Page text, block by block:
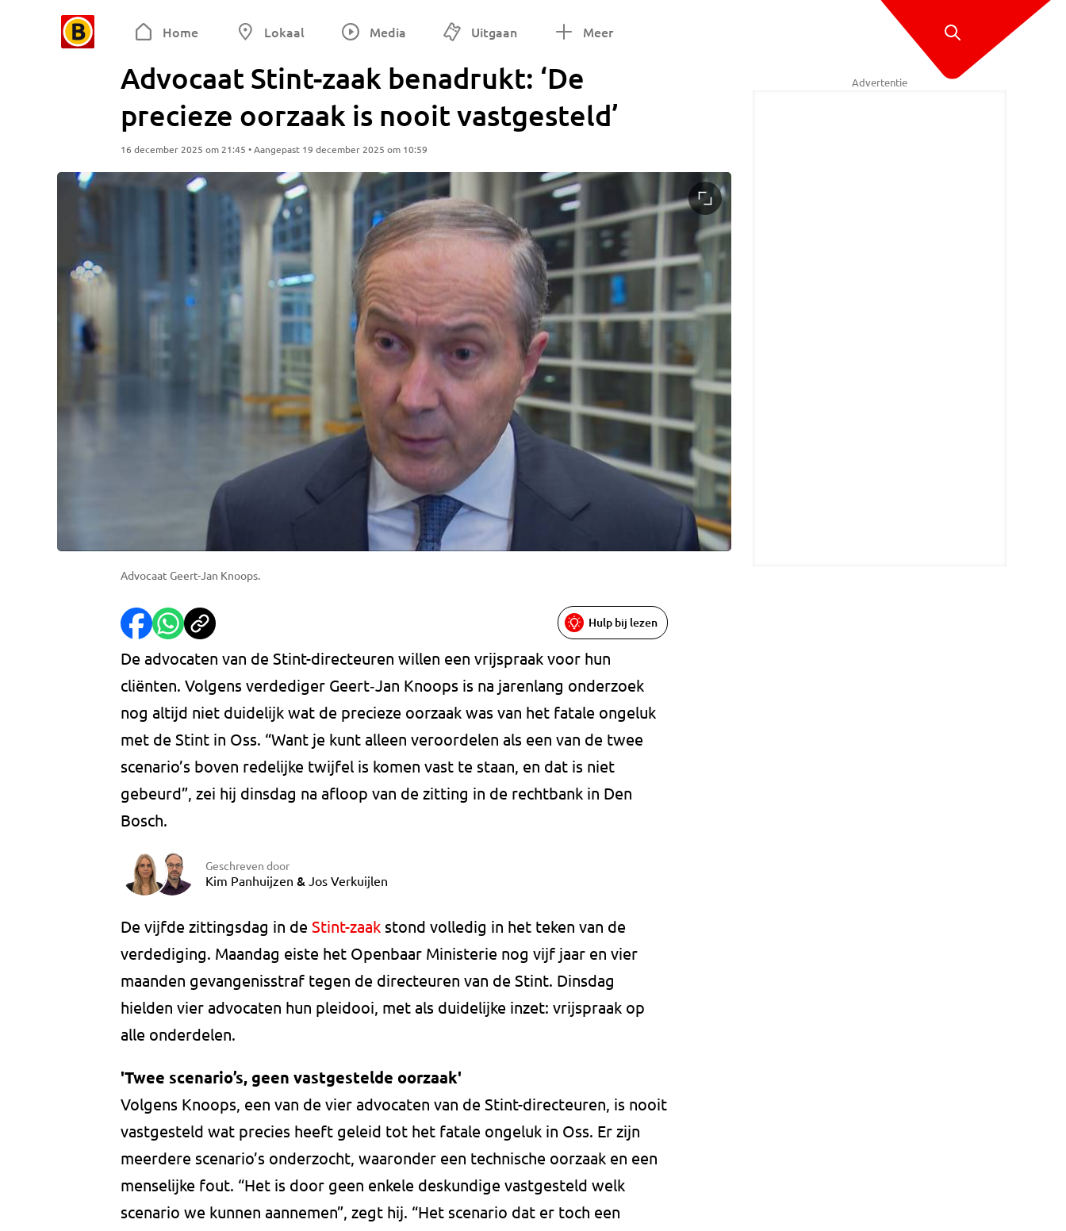
Home Lokaal Media Uitgaan Meer
Advocaat Stint-zaak benadrukt: ‘De
precieze oorzaak is nooit vastgesteld’
16 december 2025 om 21:45 • Aangepast 19 december 2025 om 10:59
Advocaat Geert-Jan Knoops.
Hulp bij lezen
De advocaten van de Stint-directeuren willen een vrijspraak voor hun
cliënten. Volgens verdediger Geert‑Jan Knoops is na jarenlang onderzoek
nog altijd niet duidelijk wat de precieze oorzaak was van het fatale ongeluk
met de Stint in Oss. “Want je kunt alleen veroordelen als een van de twee
scenario’s boven redelijke twijfel is komen vast te staan, en dat is niet
gebeurd”, zei hij dinsdag na afloop van de zitting in de rechtbank in Den
Bosch.
Geschreven door
Kim Panhuijzen & Jos Verkuijlen
De vijfde zittingsdag in de Stint-zaak stond volledig in het teken van de
verdediging. Maandag eiste het Openbaar Ministerie nog vijf jaar en vier
maanden gevangenisstraf tegen de directeuren van de Stint. Dinsdag
hielden vier advocaten hun pleidooi, met als duidelijke inzet: vrijspraak op
alle onderdelen.
'Twee scenario’s, geen vastgestelde oorzaak'
Volgens Knoops, een van de vier advocaten van de Stint-directeuren, is nooit
vastgesteld wat precies heeft geleid tot het fatale ongeluk in Oss. Er zijn
meerdere scenario’s onderzocht, waaronder een technische oorzaak en een
menselijke fout. “Het is door geen enkele deskundige vastgesteld welk
scenario we kunnen aannemen”, zegt hij. “Het scenario dat er toch een
Advertentie